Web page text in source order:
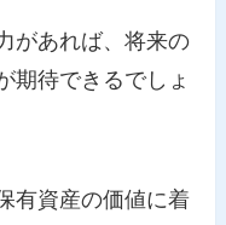
があれば、将来の
期待できるでしょ
有資産の価値に着